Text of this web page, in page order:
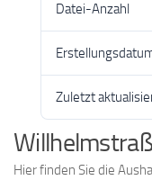
Datei-Anzahl
Zuletzt
Hier finden Sie die